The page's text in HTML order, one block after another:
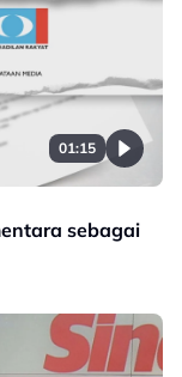
01:15
sebagai